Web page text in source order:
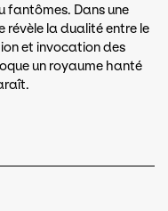
fantômes. Dans une
révèle la dualité entre le
et invocation des
un royaume hanté